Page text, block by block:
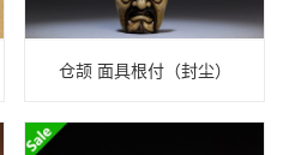
仓颉 面具根付（封尘）